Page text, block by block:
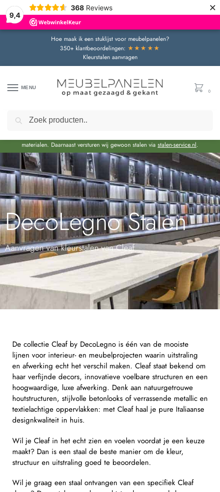
9,4
368 Reviews ×
Hoe maak ik een stuklijst voor meubelpanelen?
350+ klantbeoordelingen: ★★★★★
Kleurstalen aanvragen
MENU
0
Door de bouwvakperiode geldt momenteel een extra levertijd van circa 3 weken
materialen. Daarnaast versturen wij gewoon stalen via stalen-service.nl.
DecoLegno Stalen
Aanvragen van kleurstalen van Cleaf
De collectie Cleaf by DecoLegno is één van de mooiste
lijnen voor interieur- en meubelprojecten waarin uitstraling
en afwerking echt het verschil maken. Cleaf staat bekend om
haar verfijnde decors, innovatieve voelbare structuren en een
hoogwaardige, luxe afwerking. Denk aan natuurgetrouwe
houtstructuren, stijlvolle betonlooks of verrassende metallic en
textielachtige oppervlakken: met Cleaf haal je pure Italiaanse
designkwaliteit in huis.
Wil je Cleaf in het echt zien en voelen voordat je een keuze
maakt? Dan is een staal de beste manier om de kleur,
structuur en uitstraling goed te beoordelen.
Wil je graag een staal ontvangen van een specifiek Cleaf